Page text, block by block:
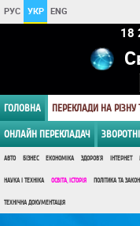
РУС УКР ENG
ГОЛОВНА ПЕРЕКЛАДИ НА
ОНЛАЙН ПЕРЕКЛАДАЧ
АВТО БІЗНЕС ЕКОНОМІКА ЗДОРОВ'Я ІНТЕРНЕТ
НАУКА І ТЕХНІКА ОСВІТА, ІСТОРІЯ ПОЛІТИКА ТА ЗАКОН
ТЕХНІЧНА ДОКУМЕНТАЦІЯ